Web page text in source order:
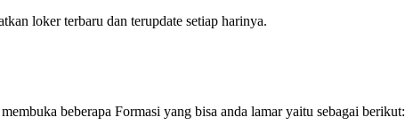
loker terbaru dan terupdate setiap harinya.
beberapa Formasi yang bisa anda lamar yaitu sebagai berikut: